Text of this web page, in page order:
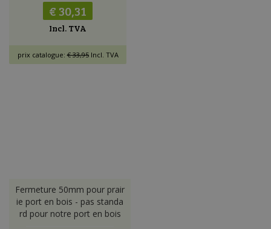
€ 30,31
Incl. TVA
prix catalogue:€ 33,95Incl. TVA
Fermeture 50mm pour prair
ie port en bois - pas standa
rd pour notre port en bois